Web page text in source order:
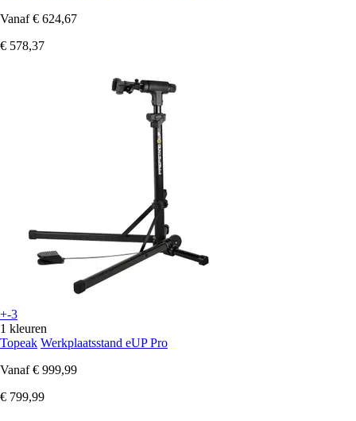
Vanaf € 624,67
€ 578,37
+-3
1 kleuren
Topeak Werkplaatsstand eUP Pro
Vanaf € 999,99
€ 799,99